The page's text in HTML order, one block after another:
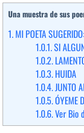
Una muestra de sus
1.MI POETA
1.0.1.SI
1.0.2.
1.0.3.HUIDA
1.0.4.JUNTO
1.0.5.ÓYEME
1.0.6.Ver Bio